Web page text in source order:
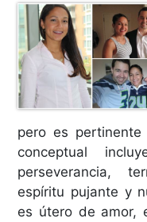
pero es
conceptual
perseverancia,
espíritu pujante y
es útero de amor,